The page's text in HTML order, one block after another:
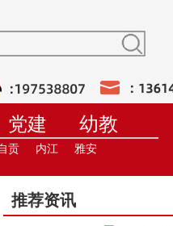
党建
幼教
在线直播
贡 内江
雅安
推荐资讯